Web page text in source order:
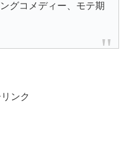
グコメディー、モテ期
ンク